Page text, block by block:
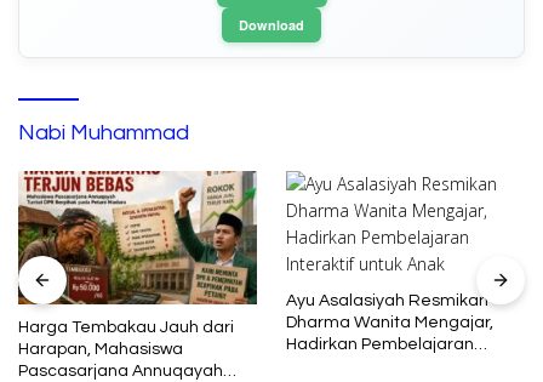
Download
Nabi Muhammad
Harga Tembakau Jauh dari
Harapan, Mahasiswa
Pascasarjana Annuqayah
Ayu Asalasiyah Resmikan
Dharma Wanita Mengajar,
Hadirkan Pembelajaran